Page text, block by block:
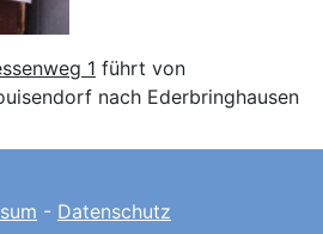
1 führt von
nach Ederbringhausen
- Datenschutz